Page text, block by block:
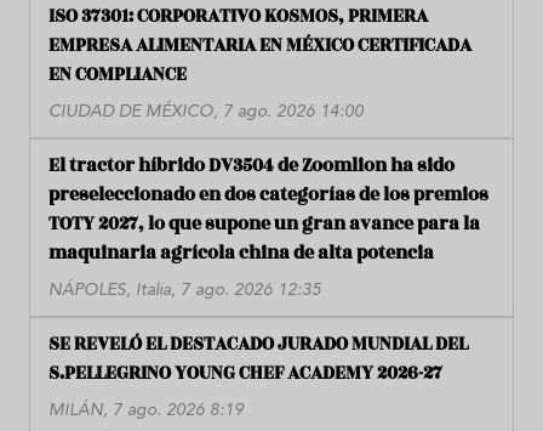
ISO 37301: CORPORATIVO KOSMOS, PRIMERA
EMPRESA ALIMENTARIA EN MÉXICO CERTIFICADA
EN COMPLIANCE
CIUDAD DE MÉXICO, 7 ago. 2026 14:00
El tractor híbrido DV3504 de Zoomlion ha sido
preseleccionado en dos categorías de los premios
TOTY 2027, lo que supone un gran avance para la
maquinaria agrícola china de alta potencia
NÁPOLES, Italia, 7 ago. 2026 12:35
SE REVELÓ EL DESTACADO JURADO MUNDIAL DEL
S.PELLEGRINO YOUNG CHEF ACADEMY 2026-27
MILÁN, 7 ago. 2026 8:19